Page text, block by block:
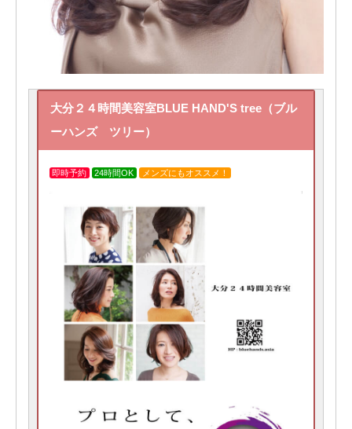
大分２４時間美容室BLUE HAND'S tree（ブル
ーハンズ ツリー）
即時予約 24時間OK メンズにもオススメ！